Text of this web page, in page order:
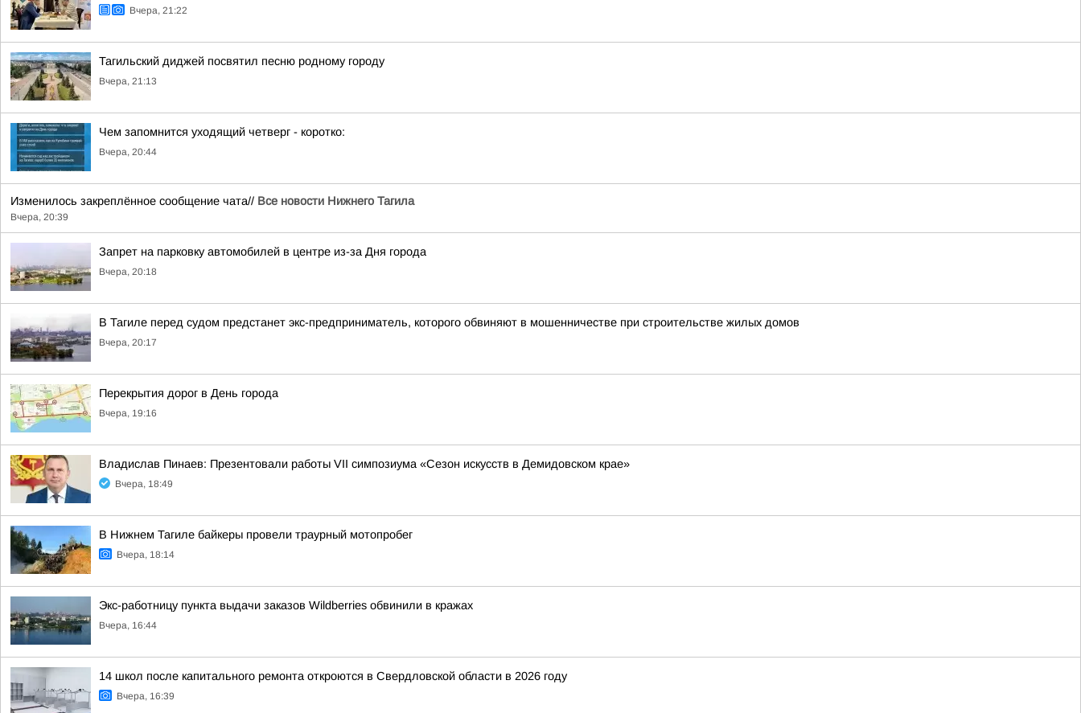
Вчера, 21:22
Тагильский диджей посвятил песню родному городу
Вчера, 21:13
Чем запомнится уходящий четверг - коротко:
Вчера, 20:44
Изменилось закреплённое сообщение чата// Все новости Нижнего Тагила
Вчера, 20:39
Запрет на парковку автомобилей в центре из-за Дня города
Вчера, 20:18
В Тагиле перед судом предстанет экс-предприниматель, которого обвиняют в мошенничестве при строительстве жилых домов
Вчера, 20:17
Перекрытия дорог в День города
Вчера, 19:16
Владислав Пинаев: Презентовали работы VII симпозиума «Сезон искусств в Демидовском крае»
Вчера, 18:49
В Нижнем Тагиле байкеры провели траурный мотопробег
Вчера, 18:14
Экс-работницу пункта выдачи заказов Wildberries обвинили в кражах
Вчера, 16:44
14 школ после капитального ремонта откроются в Свердловской области в 2026 году
Вчера, 16:39